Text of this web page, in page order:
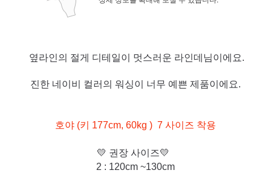
옆라인의 절게 디테일이 멋스러운 라인데님이에요.
진한 네이비 컬러의 워싱이 너무 예쁜 제품이에요.
호야 (키 177cm, 60kg ) 7 사이즈 착용
💛 권장 사이즈💛
2 : 120cm ~130cm